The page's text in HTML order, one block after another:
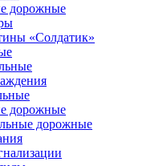
дорожные
«Солдатик»
дорожные
дорожные